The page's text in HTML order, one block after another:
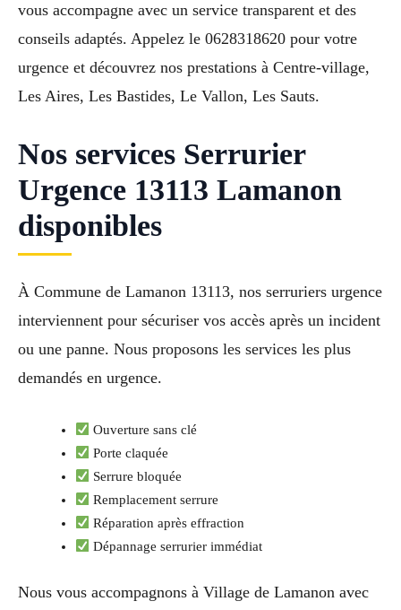
vous accompagne avec un service transparent et des
conseils adaptés. Appelez le 0628318620 pour votre
urgence et découvrez nos prestations à Centre-village,
Les Aires, Les Bastides, Le Vallon, Les Sauts.
Nos services Serrurier
Urgence 13113 Lamanon
disponibles
À Commune de Lamanon 13113, nos serruriers urgence
interviennent pour sécuriser vos accès après un incident
ou une panne. Nous proposons les services les plus
demandés en urgence.
Ouverture sans clé
Porte claquée
Serrure bloquée
Remplacement serrure
Réparation après effraction
Dépannage serrurier immédiat
Nous vous accompagnons à Village de Lamanon avec